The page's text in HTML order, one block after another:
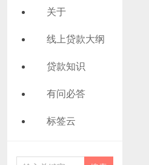
关于
线上贷款大纲
贷款知识
有问必答
标签云